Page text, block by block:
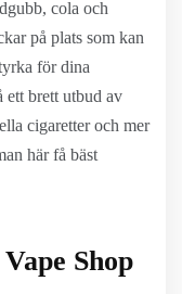
cola och
på plats som kan
för dina
ett brett utbud av
cigaretter och mer
här få bäst
Shop